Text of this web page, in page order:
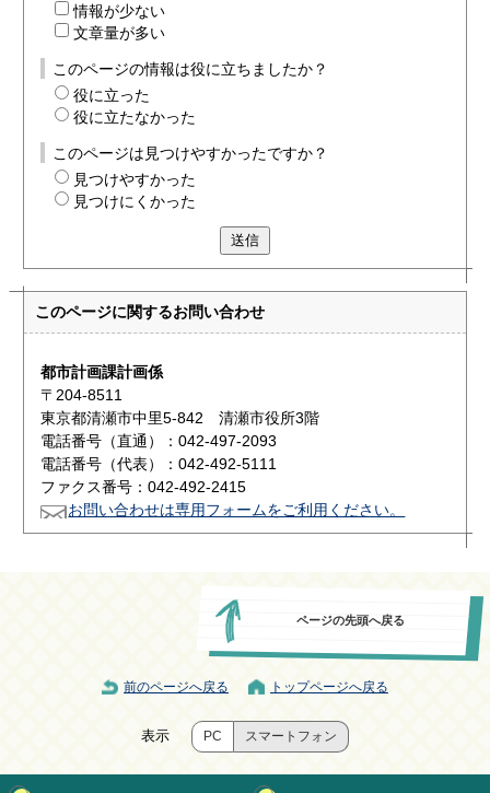
情報が少ない
文章量が多い
このページの情報は役に立ちましたか？
役に立った
役に立たなかった
このページは見つけやすかったですか？
見つけやすかった
見つけにくかった
送信
このページに関するお問い合わせ
都市計画課計画係
〒204-8511
東京都清瀬市中里5-842 清瀬市役所3階
電話番号（直通）：042-497-2093
電話番号（代表）：042-492-5111
ファクス番号：042-492-2415
お問い合わせは専用フォームをご利用ください。
ページの先頭へ戻る
前のページへ戻る トップページへ戻る
表示 PC スマートフォン